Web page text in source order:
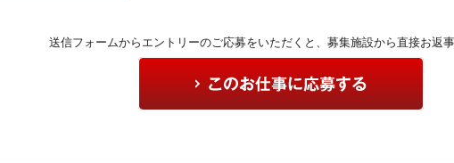
送信フォームからエントリーのご応募をいただくと、募集施設から直接お返事